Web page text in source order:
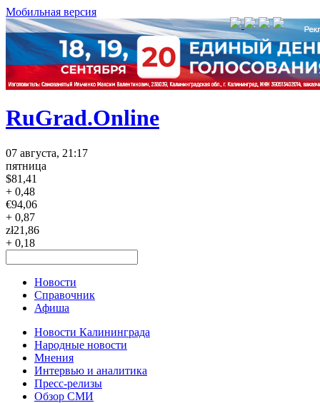
Мобильная версия
RuGrad.Online
07 августа, 21:17
пятница
$81,41
+ 0,48
€94,06
+ 0,87
zł21,86
+ 0,18
Новости
Справочник
Афиша
Новости Калининграда
Народные новости
Мнения
Интервью и аналитика
Пресс-релизы
Обзор СМИ